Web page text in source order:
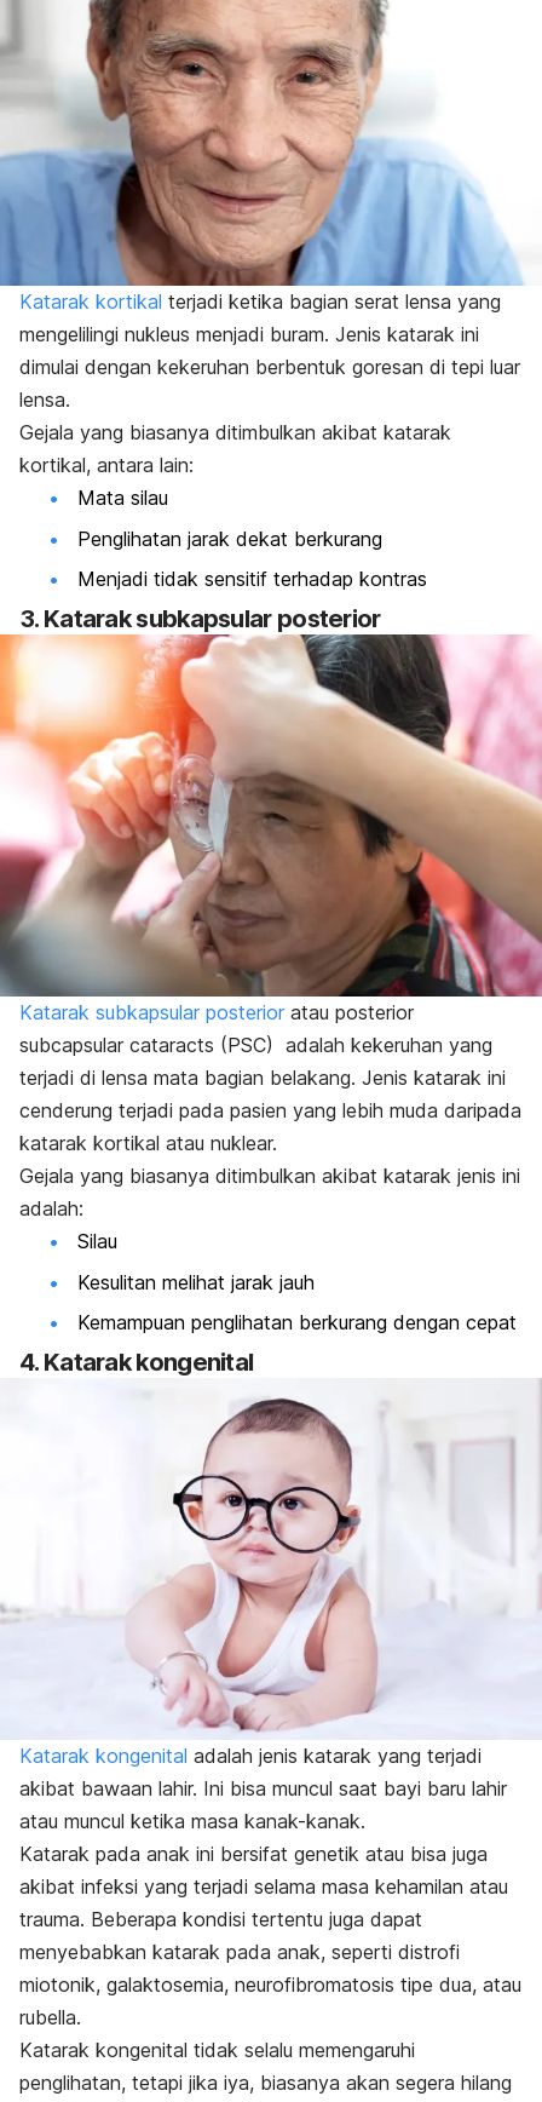
Katarak kortikal terjadi ketika bagian serat lensa yang
mengelilingi nukleus menjadi buram. Jenis katarak ini
dimulai dengan kekeruhan berbentuk goresan di tepi luar
lensa.
Gejala yang biasanya ditimbulkan akibat katarak
kortikal, antara lain:
Mata silau
Penglihatan jarak dekat berkurang
Menjadi tidak sensitif terhadap kontras
3. Katarak subkapsular posterior
Katarak subkapsular posterior atau posterior
subcapsular cataracts (PSC) adalah kekeruhan yang
terjadi di lensa mata bagian belakang. Jenis katarak ini
cenderung terjadi pada pasien yang lebih muda daripada
katarak kortikal atau nuklear.
Gejala yang biasanya ditimbulkan akibat katarak jenis ini
adalah:
Silau
Kesulitan melihat jarak jauh
Kemampuan penglihatan berkurang dengan cepat
4. Katarak kongenital
Katarak kongenital adalah jenis katarak yang terjadi
akibat bawaan lahir. Ini bisa muncul saat bayi baru lahir
atau muncul ketika masa kanak-kanak.
Katarak pada anak ini bersifat genetik atau bisa juga
akibat infeksi yang terjadi selama masa kehamilan atau
trauma. Beberapa kondisi tertentu juga dapat
menyebabkan katarak pada anak, seperti distrofi
miotonik, galaktosemia, neurofibromatosis tipe dua, atau
rubella.
Katarak kongenital tidak selalu memengaruhi
penglihatan, tetapi jika iya, biasanya akan segera hilang